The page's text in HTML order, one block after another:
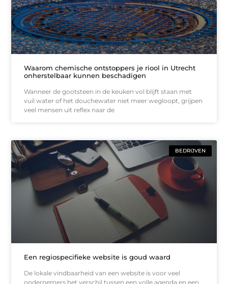
Waarom chemische ontstoppers je riool in Utrecht
onherstelbaar kunnen beschadigen
Wanneer de gootsteen in de keuken vol blijft staan met
vuil water of het douchewater niet meer wegloopt, grijpen
veel mensen uit reflex naar de
BEDRIJVEN
Een regiospecifieke website is goud waard
De lokale vindbaarheid van een website is voor veel
ondernemers het verschil tussen een volle agenda en een